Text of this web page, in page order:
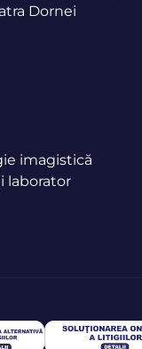
Dornei
imagistică
laborator